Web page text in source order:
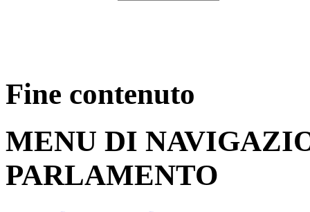
Fine contenuto
MENU DI
PARLAMENTO